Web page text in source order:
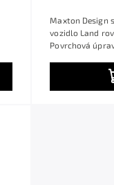
Maxton Design
vozidlo Land
Povrchová